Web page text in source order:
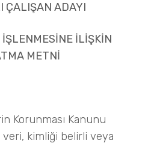
ÇALIŞAN ADAYI
İLİŞKİN
METNİ
Korunması Kanunu
veri, kimliği belirli veya